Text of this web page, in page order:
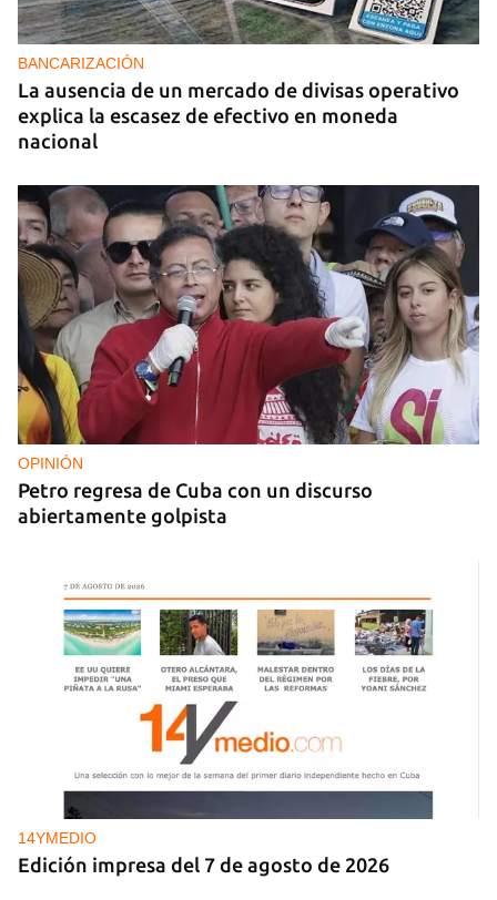
Cafecito informativo del viernes 7 de agosto de
2026
BANCARIZACIÓN
La ausencia de un mercado de divisas operativo
explica la escasez de efectivo en moneda
nacional
OPINIÓN
Petro regresa de Cuba con un discurso
abiertamente golpista
14YMEDIO
Edición impresa del 7 de agosto de 2026